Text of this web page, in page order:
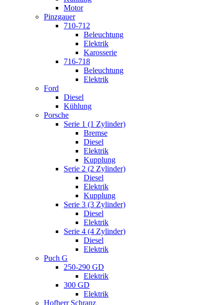
Motor
Pinzgauer
710-712
Beleuchtung
Elektrik
Karosserie
716-718
Beleuchtung
Elektrik
Ford
Diesel
Kühlung
Porsche
Serie 1 (1 Zylinder)
Bremse
Diesel
Elektrik
Kupplung
Serie 2 (2 Zylinder)
Diesel
Elektrik
Kupplung
Serie 3 (3 Zylinder)
Diesel
Elektrik
Serie 4 (4 Zylinder)
Diesel
Elektrik
Puch G
250-290 GD
Elektrik
300 GD
Elektrik
Hofherr Schranz